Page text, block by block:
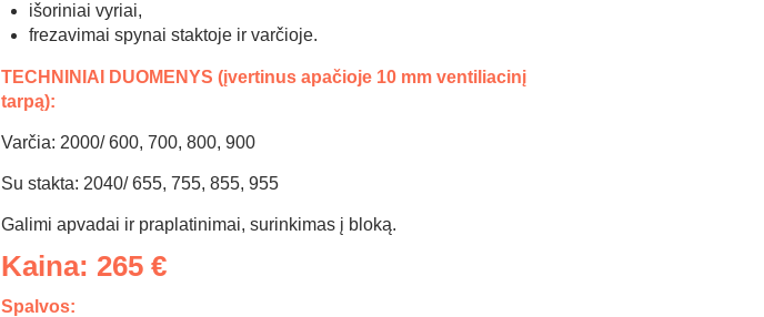
išoriniai vyriai,
frezavimai spynai staktoje ir varčioje.
TECHNINIAI DUOMENYS (įvertinus apačioje 10 mm ventiliacinį
tarpą):
Varčia: 2000/ 600, 700, 800, 900
Su stakta: 2040/ 655, 755, 855, 955
Galimi apvadai ir praplatinimai, surinkimas į bloką.
Kaina: 265 €
Spalvos: